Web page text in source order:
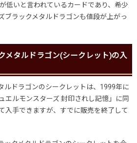
低いと言われているカードであり、希少
ブラックメタルドラゴンも値段が上がっ
メタルドラゴン(シークレット)の入
ルドラゴンのシークレットは、1999年に
エルモンスターズ 封印されし記憶」に同
入手できますが、すでに販売を終了して